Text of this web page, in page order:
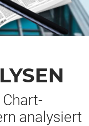
analysiert